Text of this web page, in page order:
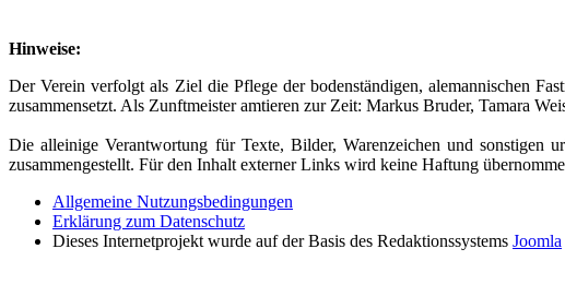
Hinweise:
Der Verein verfolgt als Ziel die Pflege der bodenständigen, alemannischen
zusammensetzt. Als Zunftmeister amtieren zur Zeit: Markus Bruder, Tamara
Die alleinige Verantwortung für Texte, Bilder, Warenzeichen und sonstigen
zusammengestellt. Für den Inhalt externer Links wird keine Haftung
Allgemeine Nutzungsbedingungen
Erklärung zum Datenschutz
Dieses Internetprojekt wurde auf der Basis des Redaktionssystems Joomla